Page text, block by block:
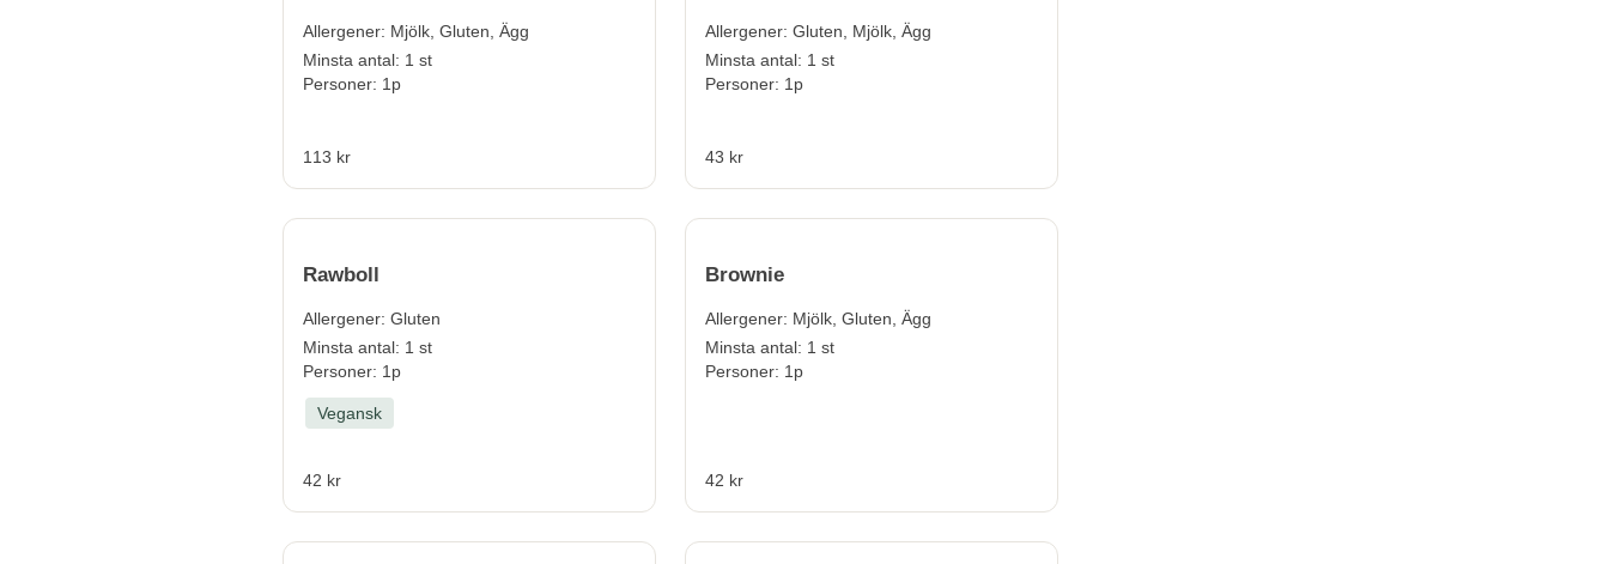
Allergener: Mjölk, Gluten, Ägg
Minsta antal: 1 st
Personer: 1p
113 kr
Allergener: Gluten, Mjölk, Ägg
Minsta antal: 1 st
Personer: 1p
43 kr
Rawboll
Allergener: Gluten
Minsta antal: 1 st
Personer: 1p
Vegansk
42 kr
Brownie
Allergener: Mjölk, Gluten, Ägg
Minsta antal: 1 st
Personer: 1p
42 kr